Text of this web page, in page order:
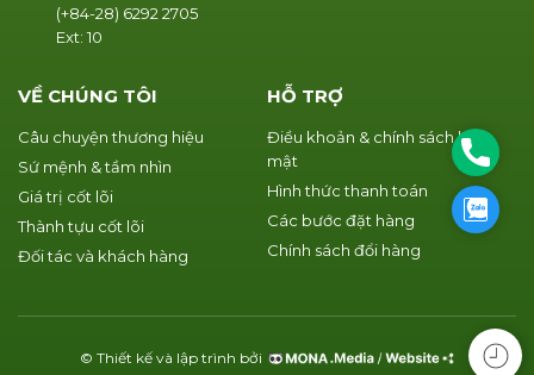
VỀ CHÚNG TÔI
Câu chuyện thương hiệu
Sứ mệnh & tầm nhìn
Giá trị cốt lõi
Thành tựu cốt lõi
Đối tác và khách hàng
HỖ TRỢ
Điều khoản & chính sách bảo
mật
Hình thức thanh toán
Các bước đặt hàng
Chính sách đổi hàng
(+84-28) 6292 2705
Ext: 10
© Thiết kế và lập trình bởi
Phone
Zalo